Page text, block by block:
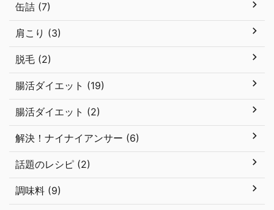
缶詰 (7)
肩こり (3)
脱毛 (2)
腸活ダイエット (19)
腸活ダイエット (2)
解決！ナイナイアンサー (6)
話題のレシピ (2)
調味料 (9)